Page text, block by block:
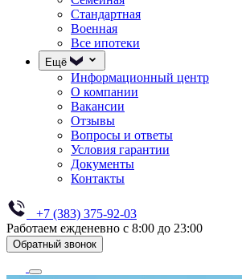
Стандартная
Военная
Все ипотеки
Ещё
Информационный центр
О компании
Вакансии
Отзывы
Вопросы и ответы
Условия гарантии
Документы
Контакты
+7 (383) 375-92-03
Работаем ежденевно с 8:00 до 23:00
Обратный звонок